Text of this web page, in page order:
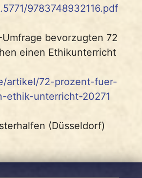
9783748932116.pdf
bevorzugten 72
einen Ethikunterricht
artikel/72-prozent-fuer-
ethik-unterricht-20271
(Düsseldorf)